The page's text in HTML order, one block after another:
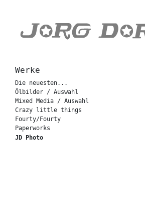
Werke
Die neuesten...
Ölbilder / Auswahl
Mixed Media / Auswahl
Crazy little things
Fourty/Fourty
Paperworks
JD Photo